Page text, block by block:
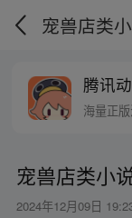
宠兽店类
腾讯
海量正
宠兽店类小
2024年12月09日